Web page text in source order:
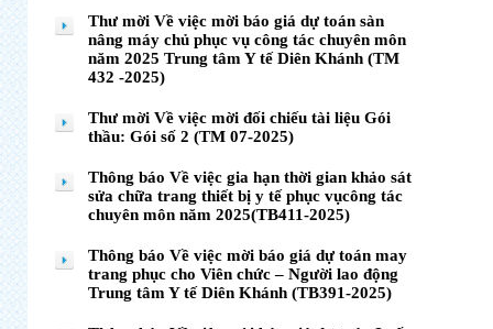
Thư mời Về việc mời báo giá dự toán sàn
nâng máy chủ phục vụ công tác chuyên môn
năm 2025 Trung tâm Y tế Diên Khánh (TM
432 -2025)
Thư mời Về việc mời đối chiếu tài liệu Gói
thầu: Gói số 2 (TM 07-2025)
Thông báo Về việc gia hạn thời gian khảo sát
sửa chữa trang thiết bị y tế phục vụcông tác
chuyên môn năm 2025(TB411-2025)
Thông báo Về việc mời báo giá dự toán may
trang phục cho Viên chức – Người lao động
Trung tâm Y tế Diên Khánh (TB391-2025)